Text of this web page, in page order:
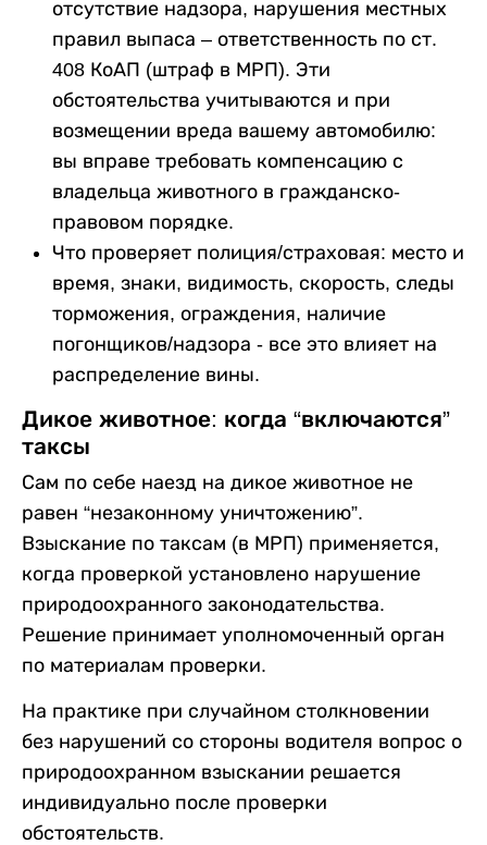
отсутствие надзора, нарушения местных
правил выпаса – ответственность по ст.
408 КоАП (штраф в МРП). Эти
обстоятельства учитываются и при
возмещении вреда вашему автомобилю:
вы вправе требовать компенсацию с
владельца животного в гражданско-
правовом порядке.
Что проверяет полиция/страховая: место и
время, знаки, видимость, скорость, следы
торможения, ограждения, наличие
погонщиков/надзора - все это влияет на
распределение вины.
Дикое животное: когда “включаются”
таксы
Сам по себе наезд на дикое животное не
равен “незаконному уничтожению”.
Взыскание по таксам (в МРП) применяется,
когда проверкой установлено нарушение
природоохранного законодательства.
Решение принимает уполномоченный орган
по материалам проверки.
На практике при случайном столкновении
без нарушений со стороны водителя вопрос о
природоохранном взыскании решается
индивидуально после проверки
обстоятельств.